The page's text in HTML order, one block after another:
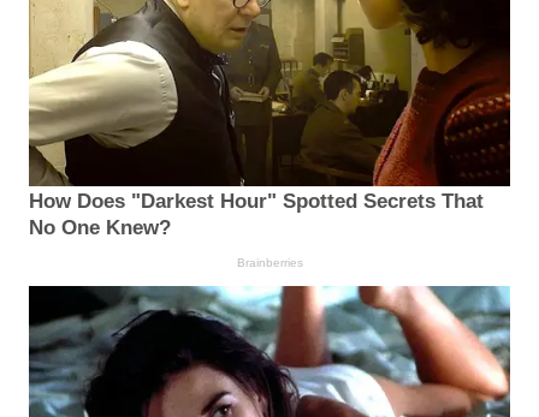
How Does "Darkest Hour" Spotted Secrets That
No One Knew?
Brainberries